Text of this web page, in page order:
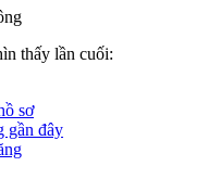
thấy lần cuối:
sơ
gần đây